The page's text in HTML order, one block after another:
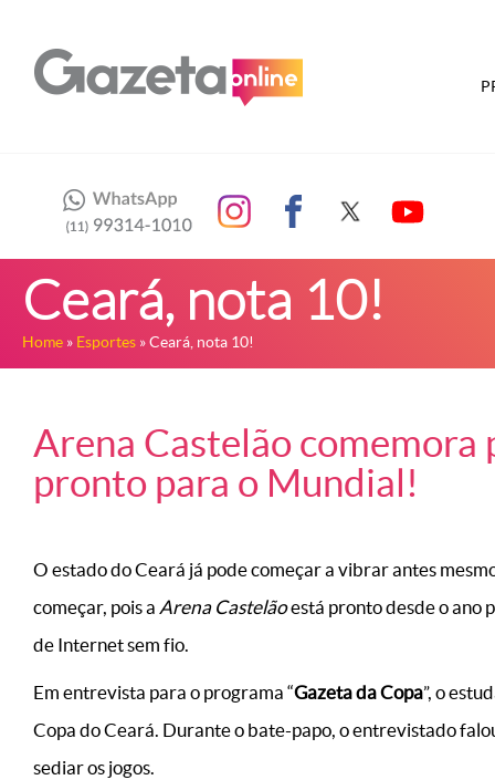
Ceará, nota 10!
Home » Esportes » Ceará, nota 10!
Arena Castelão
pronto para o Mundial!
O estado do Ceará já pode começar a vibrar antes
começar, pois a Arena Castelãoestá pronto desde o ano
de Internet sem fio.
Em entrevista para o programa “Gazeta da Copa”, o
Copa do Ceará. Durante o bate-papo, o entrevistado
sediar os jogos.